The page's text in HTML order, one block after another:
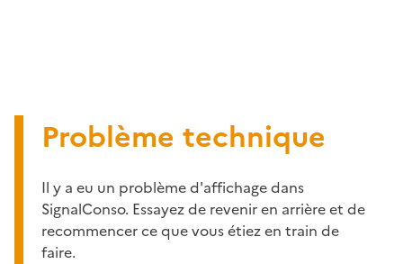
Problème technique
Il y a eu un problème d'affichage dans
SignalConso. Essayez de revenir en arrière et de
recommencer ce que vous étiez en train de
faire.